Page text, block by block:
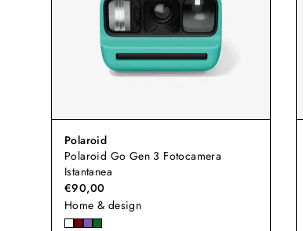
Polaroid
Polaroid Go Gen 3 Fotocamera
Istantanea
€90,00
Home & design